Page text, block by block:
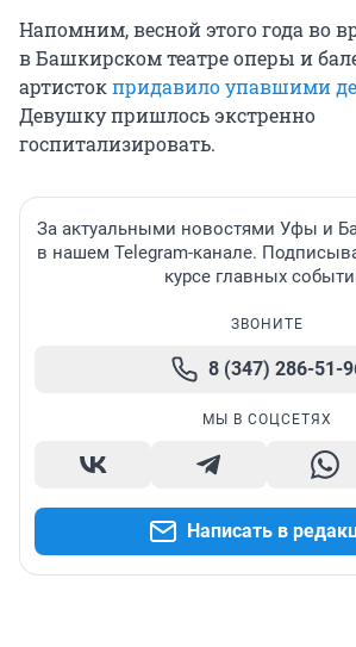
Напомним, весной этого года во
в Башкирском театре оперы и
артистокпридавило упавшими
Девушку пришлось экстренно
госпитализировать.
За актуальными новостями Уфы и
в нашем Telegram-канале.
курсе главных
ЗВОНИТЕ
8 (347) 286-51-
МЫ В СОЦСЕТЯХ
Написать в